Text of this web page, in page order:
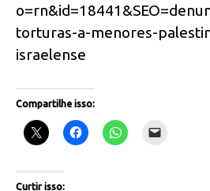
torturas-a-menores-
israelense
Compartilhe isso:
Curtir isso: